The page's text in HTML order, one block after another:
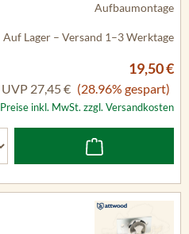
Aufbaumontage
Auf Lager – Versand 1–3 Werktage
19,50 €
UVP 27,45 € (28.96% gespart)
Preise inkl. MwSt. zzgl. Versandkosten